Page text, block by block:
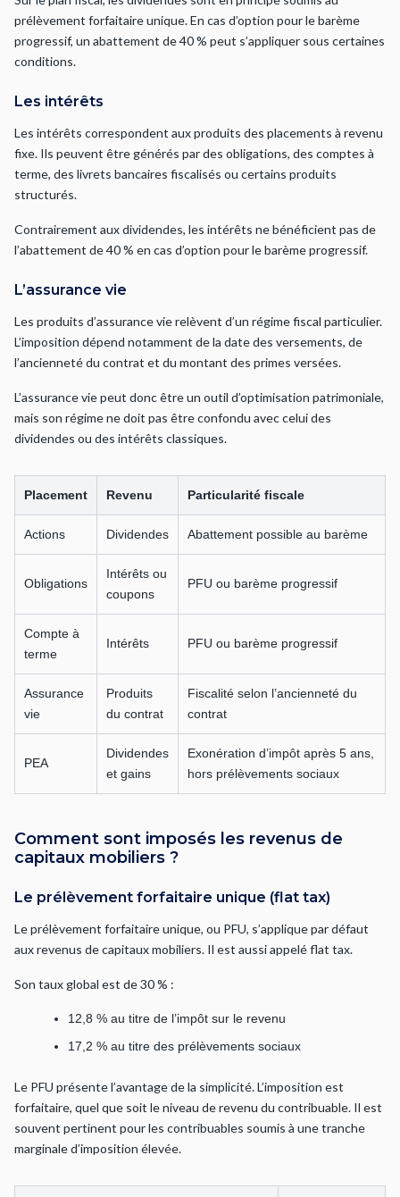
prélèvement forfaitaire unique. En cas d’option pour le barème
progressif, un abattement de 40 % peut s’appliquer sous certaines
conditions.
Les intérêts
Les intérêts correspondent aux produits des placements à revenu
fixe. Ils peuvent être générés par des obligations, des comptes à
terme, des livrets bancaires fiscalisés ou certains produits
structurés.
Contrairement aux dividendes, les intérêts ne bénéficient pas de
l’abattement de 40 % en cas d’option pour le barème progressif.
L’assurance vie
Les produits d’assurance vie relèvent d’un régime fiscal particulier.
L’imposition dépend notamment de la date des versements, de
l’ancienneté du contrat et du montant des primes versées.
L’assurance vie peut donc être un outil d’optimisation patrimoniale,
mais son régime ne doit pas être confondu avec celui des
dividendes ou des intérêts classiques.
Placement Revenu Particularité fiscale
Actions Dividendes Abattement possible au barème
Obligations
Intérêts ou
coupons
PFU ou barème progressif
Compte à
terme
Intérêts PFU ou barème progressif
Assurance
vie
Produits
du contrat
Fiscalité selon l’ancienneté du
contrat
PEA
Dividendes
et gains
Exonération d’impôt après 5 ans,
hors prélèvements sociaux
Comment sont imposés les revenus de
capitaux mobiliers ?
Le prélèvement forfaitaire unique (flat tax)
Le prélèvement forfaitaire unique, ou PFU, s’applique par défaut
aux revenus de capitaux mobiliers. Il est aussi appelé flat tax.
Son taux global est de 30 % :
12,8 % au titre de l’impôt sur le revenu
17,2 % au titre des prélèvements sociaux
Le PFU présente l’avantage de la simplicité. L’imposition est
forfaitaire, quel que soit le niveau de revenu du contribuable. Il est
souvent pertinent pour les contribuables soumis à une tranche
marginale d’imposition élevée.